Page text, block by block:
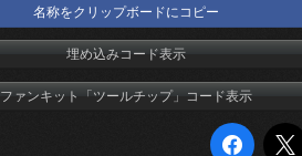
名称をクリップボードにコピー
埋め込みコード表示
ファンキット「ツールチップ」コード表示